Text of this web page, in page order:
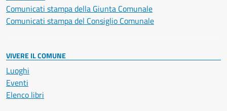
Comunicati stampa della Giunta Comunale
Comunicati stampa del Consiglio Comunale
VIVERE IL COMUNE
Luoghi
Eventi
Elenco libri